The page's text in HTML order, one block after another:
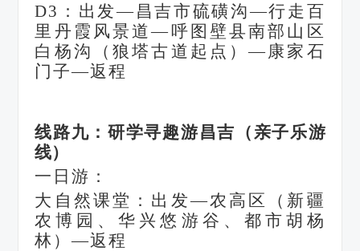
D3：出发—昌吉市硫磺沟—行走百
里丹霞风景道—呼图壁县南部山区
白杨沟（狼塔古道起点）—康家石
门子—返程
线路九：研学寻趣游昌吉（亲子乐游
线）
一日游：
大自然课堂：出发—农高区（新疆
农博园、华兴悠游谷、都市胡杨
林）—返程